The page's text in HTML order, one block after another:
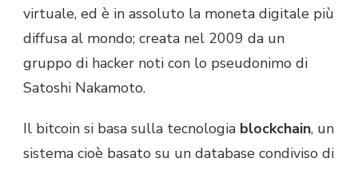
virtuale, ed è in assoluto la moneta digitale più
diffusa al mondo; creata nel 2009 da un
gruppo di hacker noti con lo pseudonimo di
Satoshi Nakamoto.
Il bitcoin si basa sulla tecnologia blockchain, un
sistema cioè basato su un database condiviso di